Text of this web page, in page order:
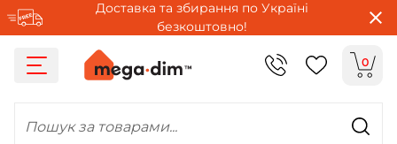
Доставка та збирання по Україні
безкоштовно!
0
Пошук за товарами...